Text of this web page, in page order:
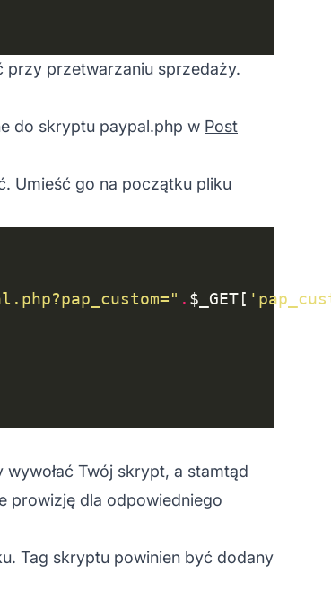
przy przetwarzaniu sprzedaży.
do skryptu paypal.php w Post
Umieść go na początku pliku
. $_GET[
Twój skrypt, a stamtąd
prowizję dla odpowiedniego
Tag skryptu powinien być dodany